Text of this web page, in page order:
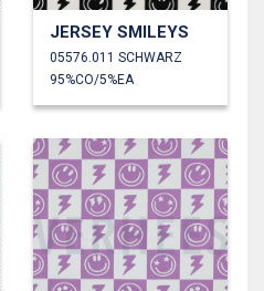
JERSEY SMILEYS
05576.011 SCHWARZ
95%CO/5%EA